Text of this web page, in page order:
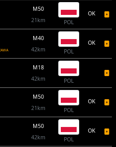
M50
21km
POL
OK
M40
42km
POL
OK
M18
42km
POL
M50
21km
POL
OK
M50
42km
POL
OK